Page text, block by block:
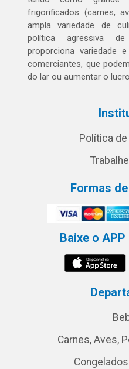
frigorificados (carnes,
ampla variedade de
política agressiva
proporciona variedade
comerciantes, que
do lar ou aumentar o
Política
Formas
Baixe o
Carnes, Aves,